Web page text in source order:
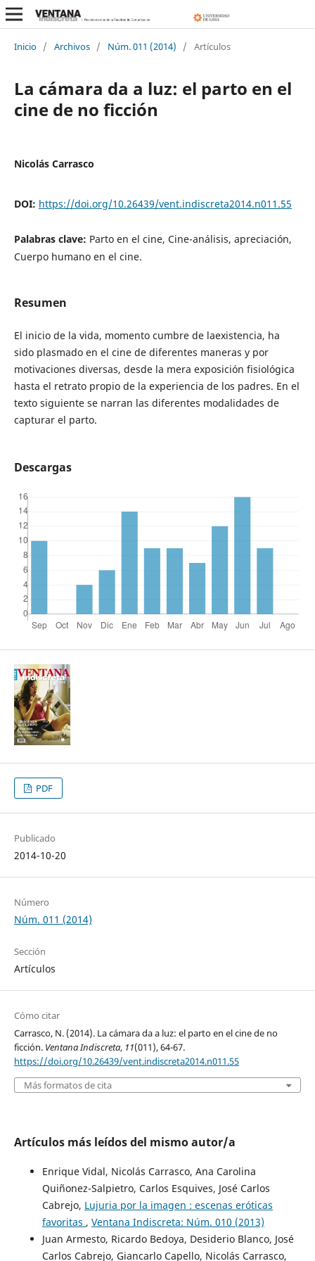
Inicio / Archivos / Núm. 011 (2014) / Artículos
La cámara da a luz: el parto en el
cine de no ficción
Nicolás Carrasco
DOI: https://doi.org/10.26439/vent.indiscreta2014.n011.55
Palabras clave: Parto en el cine, Cine-análisis, apreciación,
Cuerpo humano en el cine.
Resumen
El inicio de la vida, momento cumbre de laexistencia, ha
sido plasmado en el cine de diferentes maneras y por
motivaciones diversas, desde la mera exposición fisiológica
hasta el retrato propio de la experiencia de los padres. En el
texto siguiente se narran las diferentes modalidades de
capturar el parto.
Descargas
PDF
Publicado
2014-10-20
Número
Núm. 011 (2014)
Sección
Artículos
Cómo citar
Carrasco, N. (2014). La cámara da a luz: el parto en el cine de no
ficción. Ventana Indiscreta, 11(011), 64-67.
https://doi.org/10.26439/vent.indiscreta2014.n011.55
Más formatos de cita
Artículos más leídos del mismo autor/a
Enrique Vidal, Nicolás Carrasco, Ana Carolina
Quiñonez-Salpietro, Carlos Esquives, José Carlos
Cabrejo, Lujuria por la imagen : escenas eróticas
favoritas , Ventana Indiscreta: Núm. 010 (2013)
Juan Armesto, Ricardo Bedoya, Desiderio Blanco, José
Carlos Cabrejo, Giancarlo Capello, Nicolás Carrasco,